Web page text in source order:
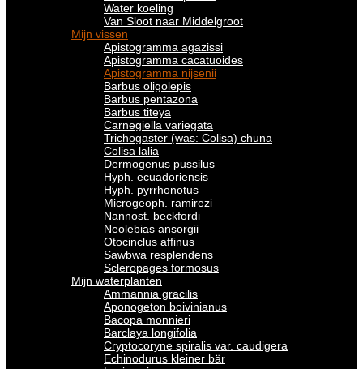
Water koeling
Van Sloot naar Middelgroot
Mijn vissen
Apistogramma agazissi
Apistogramma cacatuoides
Apistogramma nijsenii
Barbus oligolepis
Barbus pentazona
Barbus titeya
Carnegiella variegata
Trichogaster (was: Colisa) chuna
Colisa lalia
Dermogenus pussilus
Hyph. ecuadoriensis
Hyph. pyrrhonotus
Microgeoph. ramirezi
Nannost. beckfordi
Neolebias ansorgii
Otocinclus affinus
Sawbwa resplendens
Scleropages formosus
Mijn waterplanten
Ammannia gracilis
Aponogeton boivinianus
Bacopa monnieri
Barclaya longifolia
Cryptocoryne spiralis var. caudigera
Echinodurus kleiner bär